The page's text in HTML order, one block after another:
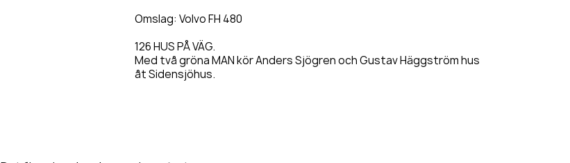
Omslag: Volvo FH 480
126 HUS PÅ VÄG.
Med två gröna MAN kör Anders Sjögren och Gustav Häggström hus
åt Sidensjöhus.